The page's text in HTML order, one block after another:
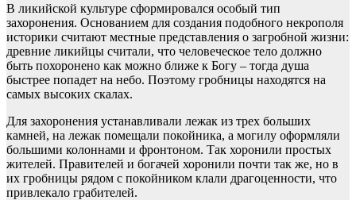
В ликийской культуре сформировался особый тип
захоронения. Основанием для создания подобного некрополя
историки считают местные представления о загробной жизни:
древние ликийцы считали, что человеческое тело должно
быть похоронено как можно ближе к Богу – тогда душа
быстрее попадет на небо. Поэтому гробницы находятся на
самых высоких скалах.
Для захоронения устанавливали лежак из трех больших
камней, на лежак помещали покойника, а могилу оформляли
большими колоннами и фронтоном. Так хоронили простых
жителей. Правителей и богачей хоронили почти так же, но в
их гробницы рядом с покойником клали драгоценности, что
привлекало грабителей.